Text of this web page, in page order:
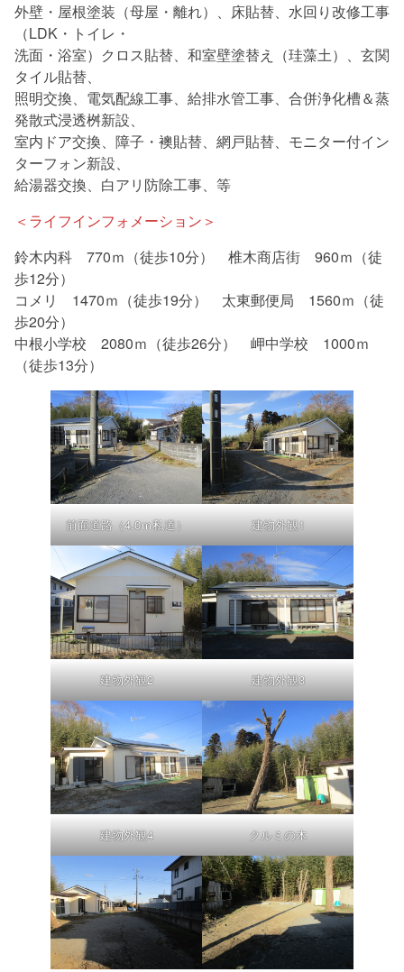
外壁・屋根塗装（母屋・離れ）、床貼替、水回り改修工事
（LDK・トイレ・
洗面・浴室）クロス貼替、和室壁塗替え（珪藻土）、玄関
タイル貼替、
照明交換、電気配線工事、給排水管工事、合併浄化槽＆蒸
発散式浸透桝新設、
室内ドア交換、障子・襖貼替、網戸貼替、モニター付イン
ターフォン新設、
給湯器交換、白アリ防除工事、等
＜ライフインフォメーション＞
鈴木内科 770ｍ（徒歩10分） 椎木商店街 960ｍ（徒
歩12分）
コメリ 1470ｍ（徒歩19分） 太東郵便局 1560ｍ（徒
歩20分）
中根小学校 2080ｍ（徒歩26分） 岬中学校 1000ｍ
（徒歩13分）
前面道路（4.0ｍ私道） 建物外観1
建物外観2 建物外観3
建物外観4 クルミの木